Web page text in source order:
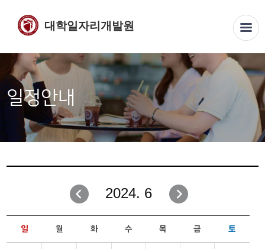
대학일자리개발원
일정안내
2024. 6
일 월 화 수 목 금 토